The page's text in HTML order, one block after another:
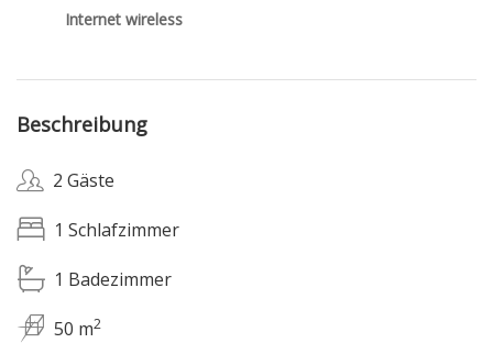
Internet wireless
Beschreibung
2 Gäste
1 Schlafzimmer
1 Badezimmer
50 m2